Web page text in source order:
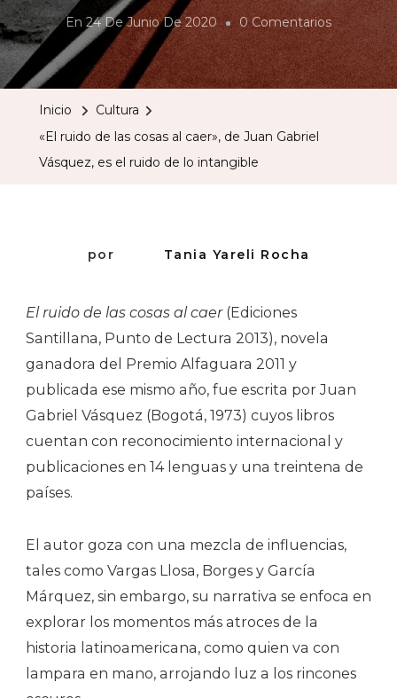
En 24 De Junio De 2020 0 ComentariosEn
«El
Ruido
Intangible
Inicio
Cultura
«El ruido de las cosas al caer», de Juan Gabriel
Vásquez, es el ruido de lo intangible
por Tania Yareli Rocha
El ruido de las cosas al caer(Ediciones
Santillana, Punto de Lectura 2013), novela
ganadora del Premio Alfaguara 2011 y
publicada ese mismo año, fue escrita por Juan
Gabriel Vásquez (Bogotá, 1973) cuyos libros
cuentan con reconocimiento internacional y
publicaciones en 14 lenguas y una treintena de
países.
El autor goza con una mezcla de influencias,
tales como Vargas Llosa, Borges y García
Márquez, sin embargo, su narrativa se enfoca en
explorar los momentos más atroces de la
historia latinoamericana, como quien va con
lampara en mano, arrojando luz a los rincones